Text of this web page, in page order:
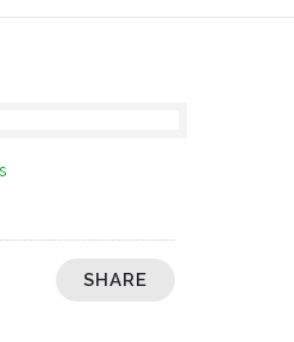
SHARE